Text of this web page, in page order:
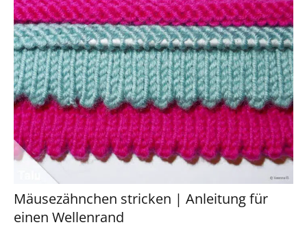
Mäusezähnchen stricken | Anleitung für
einen Wellenrand